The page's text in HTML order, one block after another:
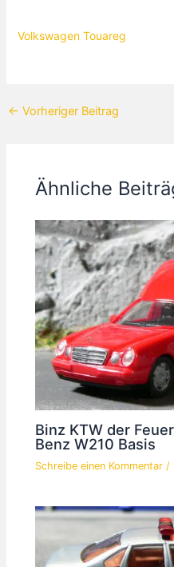
Volkswagen Touareg
← Vorheriger Beitrag
Ähnliche
Binz KTW der
Benz W210 Basis
Schreibe einen Kommentar /